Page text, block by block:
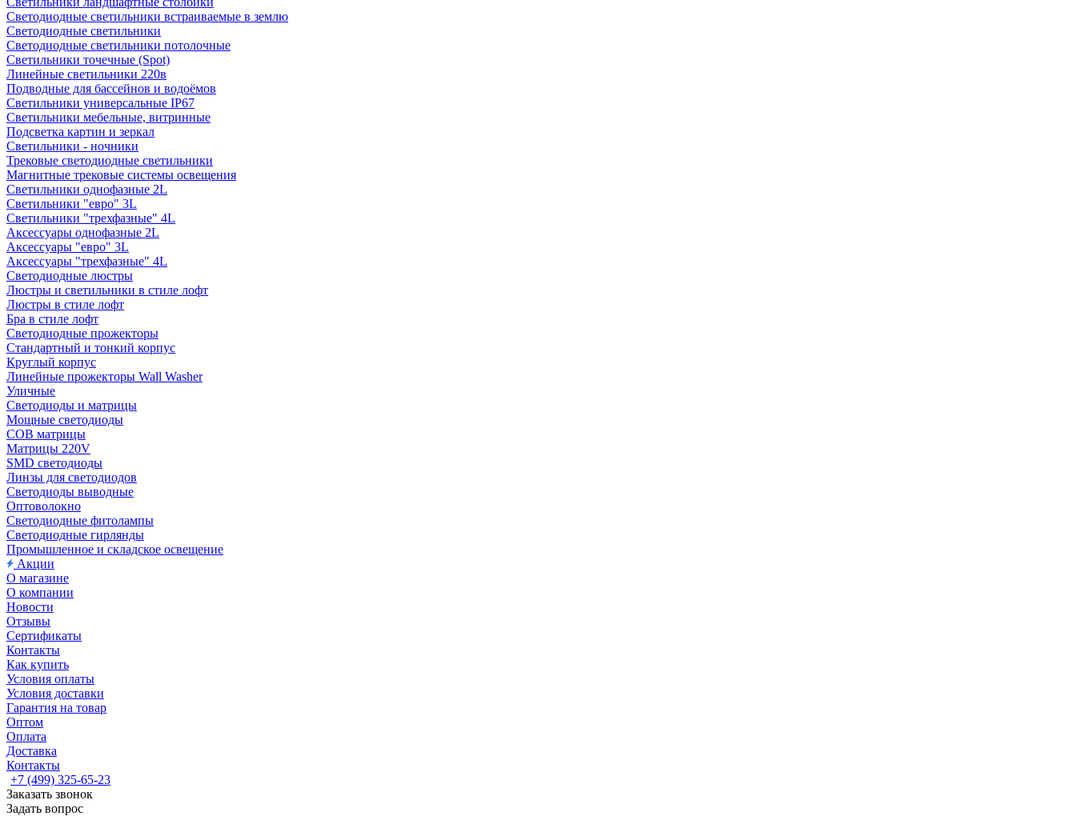
Светодиодные светильники встраиваемые в землю
Светодиодные светильники
Светодиодные светильники потолочные
Светильники точечные (Spot)
Линейные светильники 220в
Подводные для бассейнов и водоёмов
Светильники универсальные IP67
Светильники мебельные, витринные
Подсветка картин и зеркал
Светильники - ночники
Трековые светодиодные светильники
Магнитные трековые системы освещения
Светильники однофазные 2L
Светильники "евро" 3L
Светильники "трехфазные" 4L
Аксессуары однофазные 2L
Аксессуары "евро" 3L
Аксессуары "трехфазные" 4L
Светодиодные люстры
Люстры и светильники в стиле лофт
Люстры в стиле лофт
Бра в стиле лофт
Светодиодные прожекторы
Стандартный и тонкий корпус
Круглый корпус
Линейные прожекторы Wall Washer
Уличные
Светодиоды и матрицы
Мощные светодиоды
COB матрицы
Матрицы 220V
SMD светодиоды
Линзы для светодиодов
Светодиоды выводные
Оптоволокно
Светодиодные фитолампы
Светодиодные гирлянды
Промышленное и складское освещение
Акции
О магазине
О компании
Новости
Отзывы
Сертификаты
Контакты
Как купить
Условия оплаты
Условия доставки
Гарантия на товар
Оптом
Оплата
Доставка
Контакты
+7 (499) 325-65-23
Заказать звонок
Задать вопрос